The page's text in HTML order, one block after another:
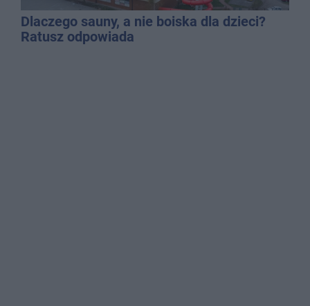
Dlaczego sauny, a nie boiska dla dzieci?
Ratusz odpowiada